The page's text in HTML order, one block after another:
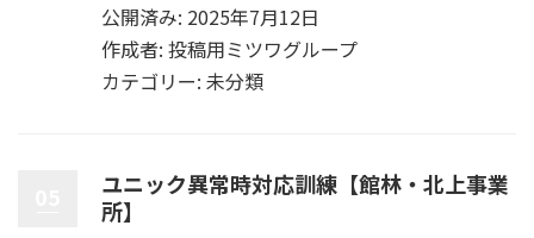
公開済み: 2025年7月12日
作成者: 投稿用ミツワグループ
カテゴリー: 未分類
ユニック異常時対応訓練【館林・北上事業
所】